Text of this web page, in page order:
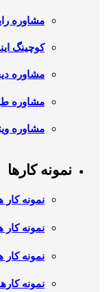
مشاوره
کوچینگ
مشاوره
مشاوره
مشاوره
نمونه کارها
نمونه
نمونه
نمونه
نمونه